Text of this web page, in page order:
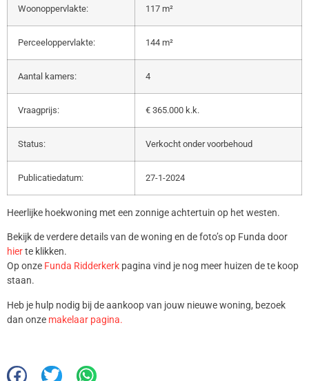
Woonoppervlakte: 117 m²
Perceeloppervlakte: 144 m²
Aantal kamers: 4
Vraagprijs: € 365.000 k.k.
Status: Verkocht onder voorbehoud
Publicatiedatum: 27-1-2024
Heerlijke hoekwoning met een zonnige achtertuin op het westen.
Bekijk de verdere details van de woning en de foto’s op Funda door
hierte klikken.
Op onze Funda Ridderkerk pagina vind je nog meer huizen de te koop
staan.
Heb je hulp nodig bij de aankoop van jouw nieuwe woning, bezoek
dan onze makelaar pagina.